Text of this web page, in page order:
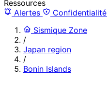
Ressources
Alertes
Confidentialité
Sismique Zone
/
Japan region
/
Bonin Islands